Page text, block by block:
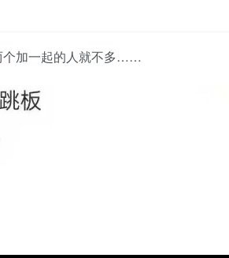
个加一起的人就不多……